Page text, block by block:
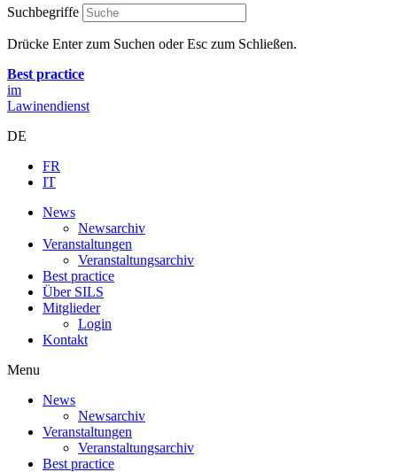
Suchbegriffe
Drücke Enter zum Suchen oder Esc zum Schließen.
Best practice
im
Lawinendienst
DE
FR
IT
News
Newsarchiv
Veranstaltungen
Veranstaltungsarchiv
Best practice
Über SILS
Mitglieder
Login
Kontakt
Menu
News
Newsarchiv
Veranstaltungen
Veranstaltungsarchiv
Best practice